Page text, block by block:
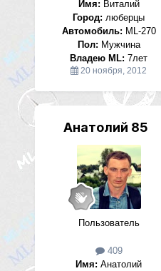
Имя: Виталий
Город: люберцы
Автомобиль: ML-270
Пол: Мужчина
Владею ML: 7лет
20 ноября, 2012
Анатолий 85
Пользователь
409
Имя: Анатолий